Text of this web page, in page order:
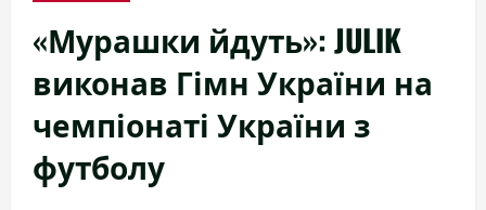
«Мурашки йдуть»: JULIK
виконав Гімн України на
чемпіонаті України з
футболу